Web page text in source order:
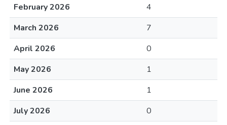
February 2026
4
March 2026
7
April 2026
0
May 2026
1
June 2026
1
July 2026
0